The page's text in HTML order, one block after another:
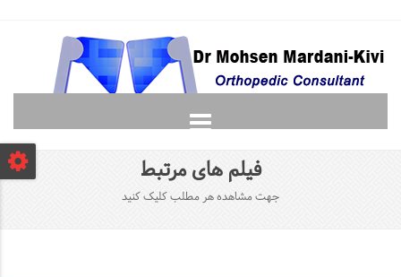
فیلم های مرتبط
جهت مشاهده هر مطلب کلیک کنید